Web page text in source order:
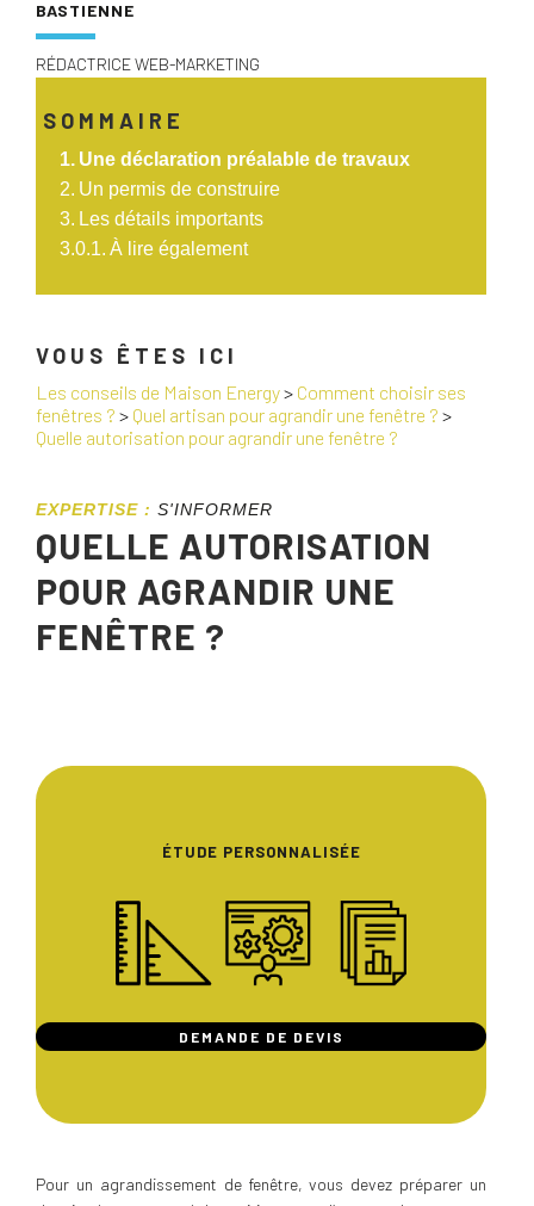
BASTIENNE
RÉDACTRICE WEB-MARKETING
SOMMAIRE
Une déclaration préalable de travaux
Un permis de construire
Les détails importants
À lire également
VOUS ÊTES ICI
Les conseils de Maison Energy> Comment choisir ses
fenêtres ? > Quel artisan pour agrandir une fenêtre ? >
Quelle autorisation pour agrandir une fenêtre ?
EXPERTISE : S'INFORMER
QUELLE AUTORISATION
POUR AGRANDIR UNE
FENÊTRE ?
ÉTUDE PERSONNALISÉE
DEMANDE DE DEVIS
Pour un agrandissement de fenêtre, vous devez préparer un